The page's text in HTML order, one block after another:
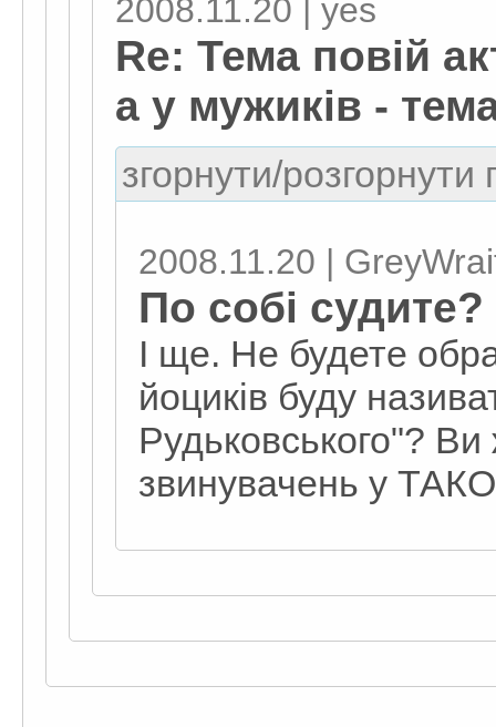
2008.11.20 | yes
Re: Тема повій
а у мужиків -
згорнути/розгорнути
2008.11.20 |
По собі судите?
І ще. Не будете
йоциків буду
Рудьковського"?
звинувачень у